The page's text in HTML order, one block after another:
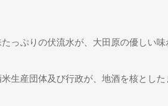
っぷりの伏流水が、大田原の優しい味
生産団体及び行政が、地酒を核とし